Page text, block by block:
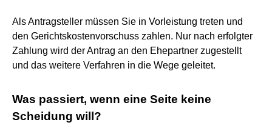
Als Antragsteller müssen Sie in Vorleistung treten und
den Gerichtskostenvorschuss zahlen. Nur nach erfolgter
Zahlung wird der Antrag an den Ehepartner zugestellt
und das weitere Verfahren in die Wege geleitet.
Was passiert, wenn eine Seite keine
Scheidung will?